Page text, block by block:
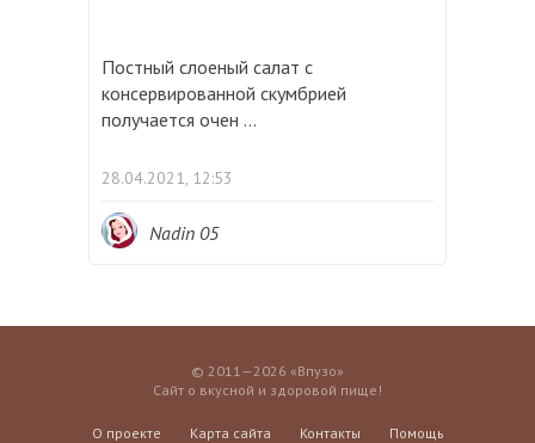
Постный слоеный салат с
консервированной скумбрией
получается очен ...
28.04.2021, 12:53
Nadin 05
© 2011—2026 «Впузо»
Сайт о вкусной и здоровой пище!
О проекте Карта сайта Контакты Помощь